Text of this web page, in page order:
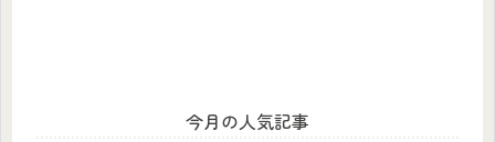
今月の人気記事